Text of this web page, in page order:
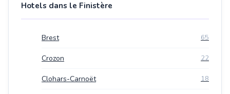
Hotels dans le Finistère
Brest 65
Crozon 22
Clohars-Carnoët 18